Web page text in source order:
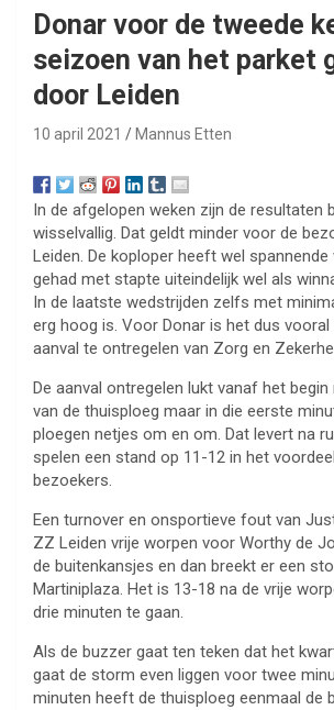
Donar voor de tweede
seizoen van het parket
door Leiden
10 april 2021 Mannus Etten
In de afgelopen weken zijn de resultaten
wisselvallig. Dat geldt minder voor de
Leiden. De koploper heeft wel spannende
gehad met stapte uiteindelijk wel als
In de laatste wedstrijden zelfs met
erg hoog is. Voor Donar is het dus vooral
aanval te ontregelen van Zorg en
De aanval ontregelen lukt vanaf het
van de thuisploeg maar in die eerste
ploegen netjes om en om. Dat levert na
spelen een stand op 11-12 in het
bezoekers.
Een turnover en onsportieve fout van
ZZ Leiden vrije worpen voor Worthy de
de buitenkansjes en dan breekt er een
Martiniplaza. Het is 13-18 na de vrije
drie minuten te gaan.
Als de buzzer gaat ten teken dat het
gaat de storm even liggen voor twee
minuten heeft de thuisploeg eenmaal de